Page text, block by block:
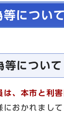
について
等について
は、本市と利
におかれまし